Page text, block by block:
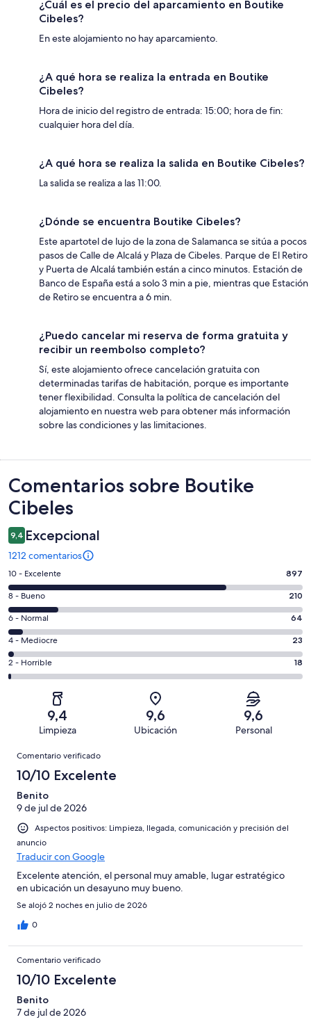
¿Cuál es el precio del aparcamiento en Boutike
Cibeles?
En este alojamiento no hay aparcamiento.
¿A qué hora se realiza la entrada en Boutike
Cibeles?
Hora de inicio del registro de entrada: 15:00; hora de fin:
cualquier hora del día.
¿A qué hora se realiza la salida en Boutike Cibeles?
La salida se realiza a las 11:00.
¿Dónde se encuentra Boutike Cibeles?
Este apartotel de lujo de la zona de Salamanca se sitúa a pocos
pasos de Calle de Alcalá y Plaza de Cibeles. Parque de El Retiro
y Puerta de Alcalá también están a cinco minutos. Estación de
Banco de España está a solo 3 min a pie, mientras que Estación
de Retiro se encuentra a 6 min.
¿Puedo cancelar mi reserva de forma gratuita y
recibir un reembolso completo?
Sí, este alojamiento ofrece cancelación gratuita con
determinadas tarifas de habitación, porque es importante
tener flexibilidad. Consulta la política de cancelación del
alojamiento en nuestra web para obtener más información
sobre las condiciones y las limitaciones.
Comentarios
Comentarios sobre Boutike
Cibeles
9,4 Excepcional
1212 comentarios
897
comentarios
de
un
total
de
1212
con
puntuación
10 - Excelente 897
210
comentarios
de
un
total
de
puntuación
8 - Bueno 210
64
comentarios
de
un
total
puntuación
Normal
6 - Normal 64
23
comentarios
de
una
puntuación
Mediocre
4 - Mediocre 23
18
comentarios
1212
una
puntuación
de
Horrible
2 - Horrible 18
9,4
Limpieza
9,6
Ubicación
9,6
Personal
Comentarios
Comentario verificado
10/10 Excelente
Benito
9 de jul de 2026
Aspectos positivos: Limpieza, llegada, comunicación y precisión del
anuncio
Traducir con Google
Excelente atención, el personal muy amable, lugar estratégico
en ubicación un desayuno muy bueno.
Se alojó 2 noches en julio de 2026
0
Comentario verificado
10/10 Excelente
Benito
7 de jul de 2026